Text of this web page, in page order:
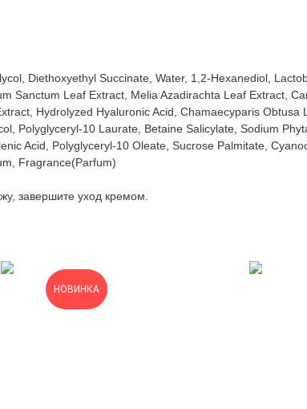
Diethoxyethyl Succinate, Water, 1,2-Hexanediol,
Sanctum Leaf Extract, Melia Azadirachta Leaf Extract,
Hydrolyzed Hyaluronic Acid, Chamaecyparis Obtusa
Polyglyceryl-10 Laurate, Betaine Salicylate, Sodium
Acid, Polyglyceryl-10 Oleate, Sucrose Palmitate,
Fragrance(Parfum)
завершите уход кремом.
НОВИНКА